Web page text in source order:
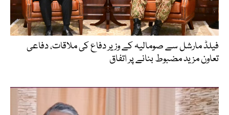
فیلڈ مارشل سے صومالیہ کے وزیر دفاع کی ملاقات، دفاعی
تعاون مزید مضبوط بنانے پر اتفاق